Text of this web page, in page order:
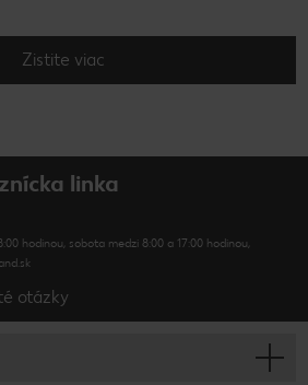
Zistite viac
linka
hodinou, sobota medzi 8:00 a 17:00 hodinou,
otázky